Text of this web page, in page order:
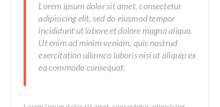
Lorem ipsum dolor sit amet, consectetur
adipisicing elit, sed do eiusmod tempor
incididunt ut labore et dolore magna aliqua.
Ut enim ad minim veniam, quis nostrud
exercitation ullamco laboris nisi ut aliquip ex
ea commodo consequat.